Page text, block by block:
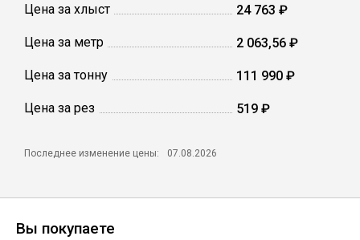
Сетка кладочная
Электроды
Проволока
Скобо-гибочные изделия
Цена за хлыст 24 763 ₽
Цена за метр 2 063,56 ₽
Цена за тонну 111 990 ₽
Цена за рез 519 ₽
Последнее изменение цены: 07.08.2026
Вы покупаете